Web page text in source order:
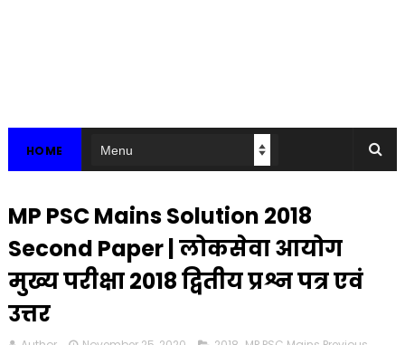
HOME
MP PSC Mains Solution 2018
Second Paper | लोकसेवा आयोग
मुख्य परीक्षा 2018 द्वितीय प्रश्न पत्र एवं
उत्तर